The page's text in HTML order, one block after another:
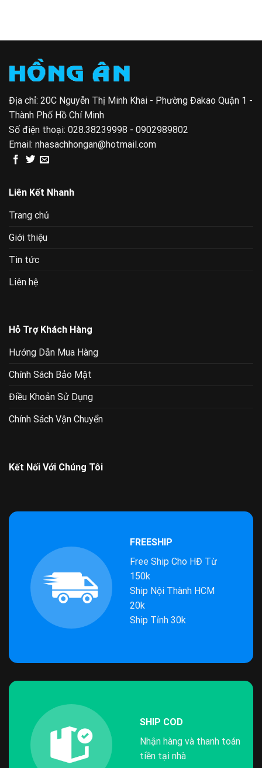
Địa chỉ: 20C Nguyễn Thị Minh Khai - Phường Đakao Quận 1 -
Thành Phố Hồ Chí Minh
Số điện thoại: 028.38239998 - 0902989802
Email: nhasachhongan@hotmail.com
Liên Kết Nhanh
Trang chủ
Giới thiệu
Tin tức
Liên hệ
Hỗ Trợ Khách Hàng
Hướng Dẫn Mua Hàng
Chính Sách Bảo Mật
Điều Khoản Sử Dụng
Chính Sách Vận Chuyển
Kết Nối Với Chúng Tôi
FREESHIP
Free Ship Cho HĐ Từ
150k
Ship Nội Thành HCM
20k
Ship Tỉnh 30k
SHIP COD
Nhận hàng và thanh toán
tiền tại nhà